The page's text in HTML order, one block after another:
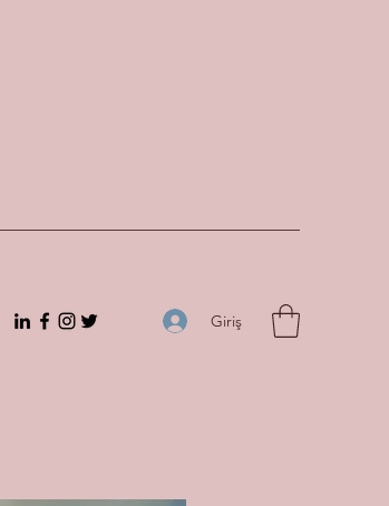
Giriş